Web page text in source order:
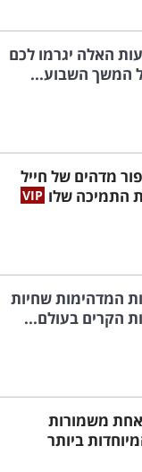
האלה יגרמו לכם
המשך השבוע...
מדהים של חייל
התמיכה שלו
המדהימות שחיות
הקרים בעולם...
אחת משמורות
ביותר